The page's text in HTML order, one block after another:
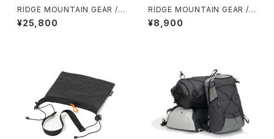
RIDGE MOUNTAIN GEAR / S
ASH PACK
¥25,800
RIDGE MOUNTAIN GEAR / S
HADE CAP
¥8,900